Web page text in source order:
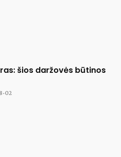
šios daržovės būtinos
02